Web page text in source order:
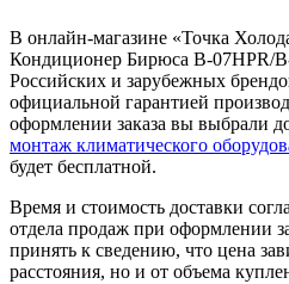
В онлайн-магазине «Точка
Кондиционер Бирюса B-07HPR/
Российских и зарубежных
официальной гарантией
оформлении заказа вы выбрали
монтаж климатического
будет бесплатной.
Время и стоимость доставки
отдела продаж при оформлении
принять к сведению, что цена
расстояния, но и от объема